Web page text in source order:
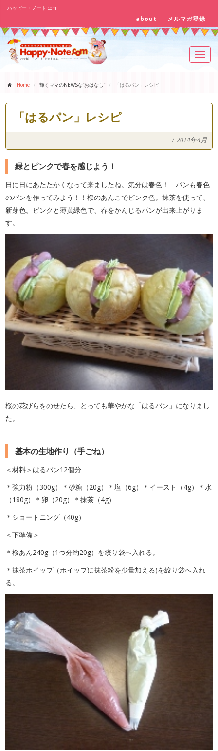
ハッピー・ノート.com
about メルマガ登録
Home 輝くママのNEWSな“おはなし” 「はるパン」レシピ
「はるパン」レシピ
/ 2014年4月
緑とピンクで春を感じよう！
日に日にあたたかくなって来ましたね。気分は春色！ パンも春色
のパンを作ってみよう！！桜のあんこでピンク色。抹茶を使って、
新芽色。ピンクと薄黄緑色で、春をかんじるパンが出来上がりま
す。
桜の花びらをのせたら、とっても華やかな「はるパン」になりまし
た。
基本の生地作り（手ごね）
＜材料＞はるパン12個分
＊強力粉（300g）＊砂糖（20g）＊塩（6g）＊イースト（4g）＊水
（180g）＊卵（20g）＊抹茶（4g）
＊ショートニング（40g）
＜下準備＞
＊桜あん240g（1つ分約20g）を絞り袋へ入れる。
＊抹茶ホイップ（ホイップに抹茶粉を少量加える)を絞り袋へ入れ
る。